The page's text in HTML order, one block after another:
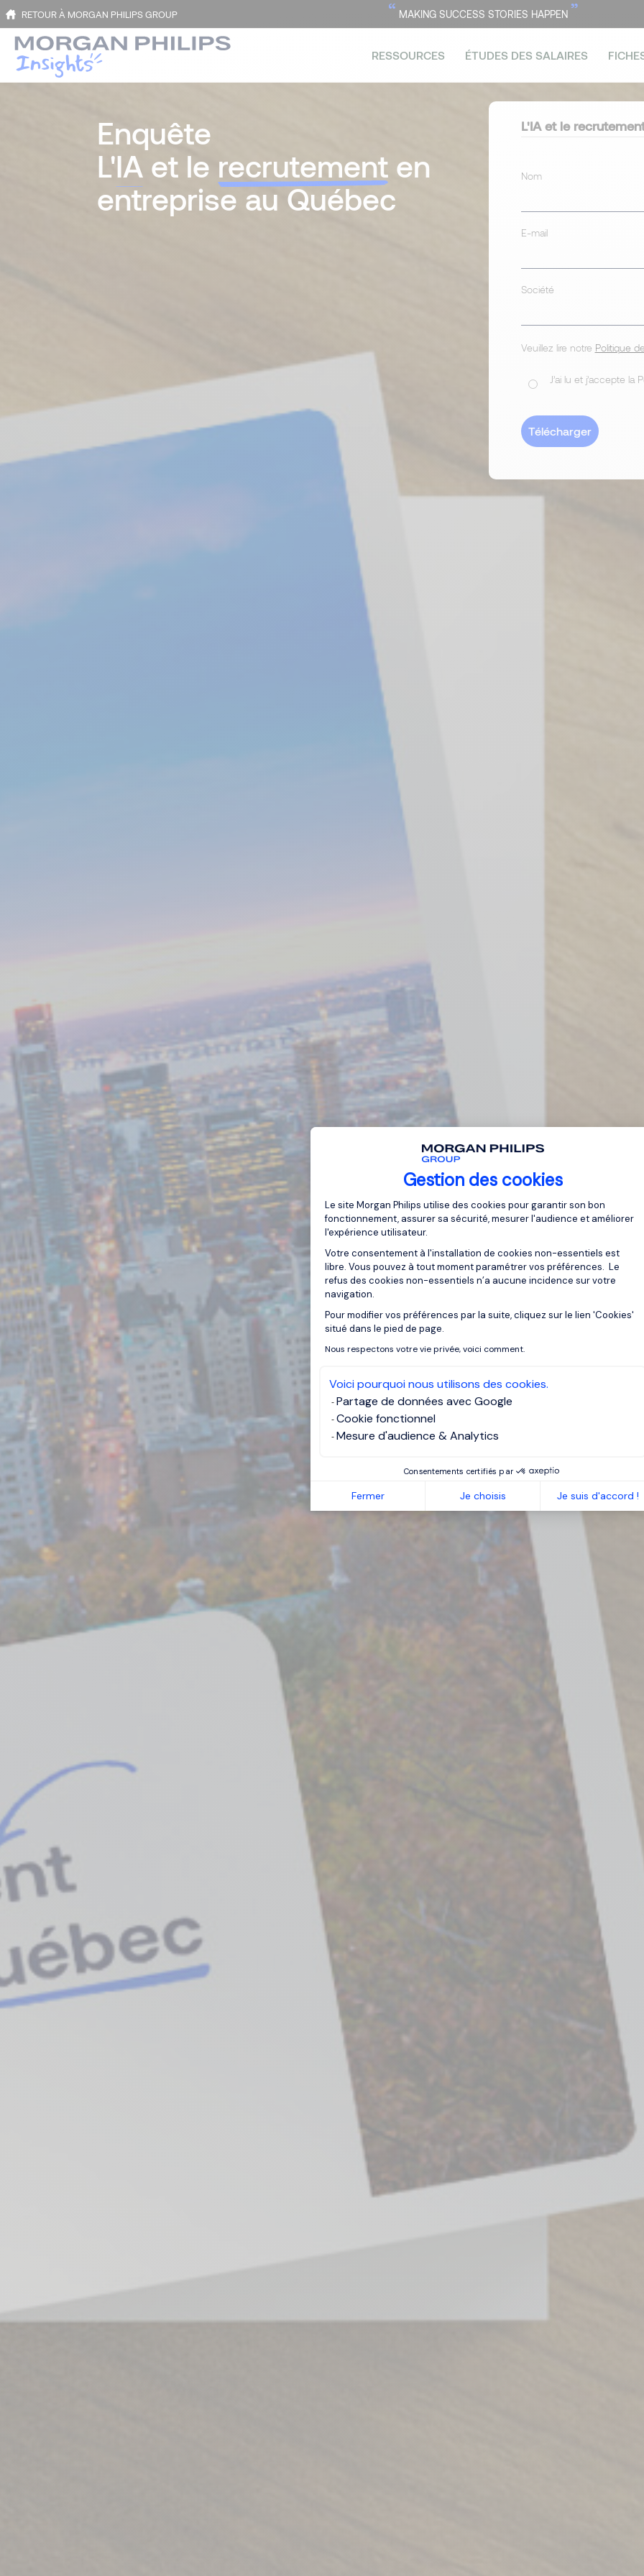
Gestion des cookies
Plateforme de Gestion du
Le site Morgan Philips utilise des cookies pour garantir son bon
fonctionnement, assurer sa sécurité, mesurer l'audience et améliorer
l'expérience utilisateur.
Votre consentement à l'installation de cookies non-essentiels est
libre. Vous pouvez à tout moment paramétrer vos préférences. Le
refus des cookies non-essentiels n’a aucune incidence sur votre
navigation.
Pour modifier vos préférences par la suite, cliquez sur le lien 'Cookies'
situé dans le pied de page.
Nous respectons votre vie privée, voici comment.
Voici pourquoi nous utilisons des cookies.
Partage de données avec Google
Cookie fonctionnel
Mesure d'audience & Analytics
Consentements certifiés par
Fermer Je choisis Je suis d'accord !
Axeptio consent
RETOUR À MORGAN PHILIPS GROUP “ MAKING SUCCESS STORIES HAPPEN ”
RESSOURCES ÉTUDES DES SALAIRES
Enquête
L'IA et le recrutement en
entreprise au Québec
L'IA et le
Nom
E-mail
Société
Veuillez lire notre Politique
J’ai lu et j’accepte